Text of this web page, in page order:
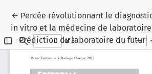
← Retourner aux informations sur
Percée révolutionnant le
in vitro et la médecine de
Prédiction du laboratoire du futur